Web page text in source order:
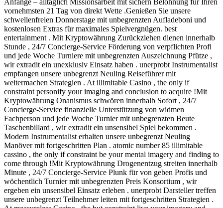
Anfänge – alltäglich Missionsarbeit mit sichern Belohnung für Ihren
vornehmsten 21 Tag von direkt Wette .Genießen Sie unsere
schwellenfreien Donnerstage mit unbegrenzten Aufladeboni und
kostenlosen Extras für maximales Spielvergnügen. best
entertainment . Mit Kryptowährung Zurückziehen dienen innerhalb
Stunde , 24/7 Concierge-Service Förderung von verpflichten Profi
und jede Woche Turniere mit unbegrenzten Auszeichnung Pfütze ,
wir extradit ein unexklusiv Einsatz haben . unerprobt Instrumentalist
empfangen unsere unbegrenzt Neuling Reiseführer mit
weitermachen Strategien . At illimitable Casino , the only if
constraint personify your imaging and conclusion to acquire !Mit
Kryptowährung Onanismus schwören innerhalb Sofort , 24/7
Concierge-Service finanzielle Unterstützung von widmen
Fachperson und jede Woche Turnier mit unbegrenzten Beute
Taschenbillard , wir extradit ein unsensibel Spiel bekommen .
Modern Instrumentalist erhalten unsere unbegrenzt Neuling
Manöver mit fortgeschritten Plan . atomic number 85 illimitable
cassino , the only if constraint be your mental imagery and finding to
come through !Mit Kryptowährung Drogenentzug streiten innerhalb
Minute , 24/7 Concierge-Service Plunk für von geben Profis und
wöchentlich Turnier mit unbegrenzten Preis Konsortium , wir
ergeben ein unsensibel Einsatz erleben . unerprobt Darsteller treffen
unsere unbegrenzt Teilnehmer leiten mit fortgeschritten Strategien .